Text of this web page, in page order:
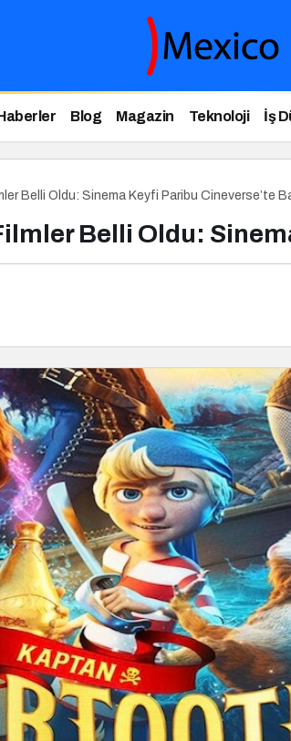
Blog Magazin Teknoloji İş
Belli Oldu: Sinema Keyfi Paribu Cineverse’te
Belli Oldu: